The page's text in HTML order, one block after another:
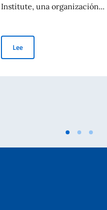
DAL GOVERNO ITALIANO PER
Institute, una organización...
LeeStudy Mission Rome -